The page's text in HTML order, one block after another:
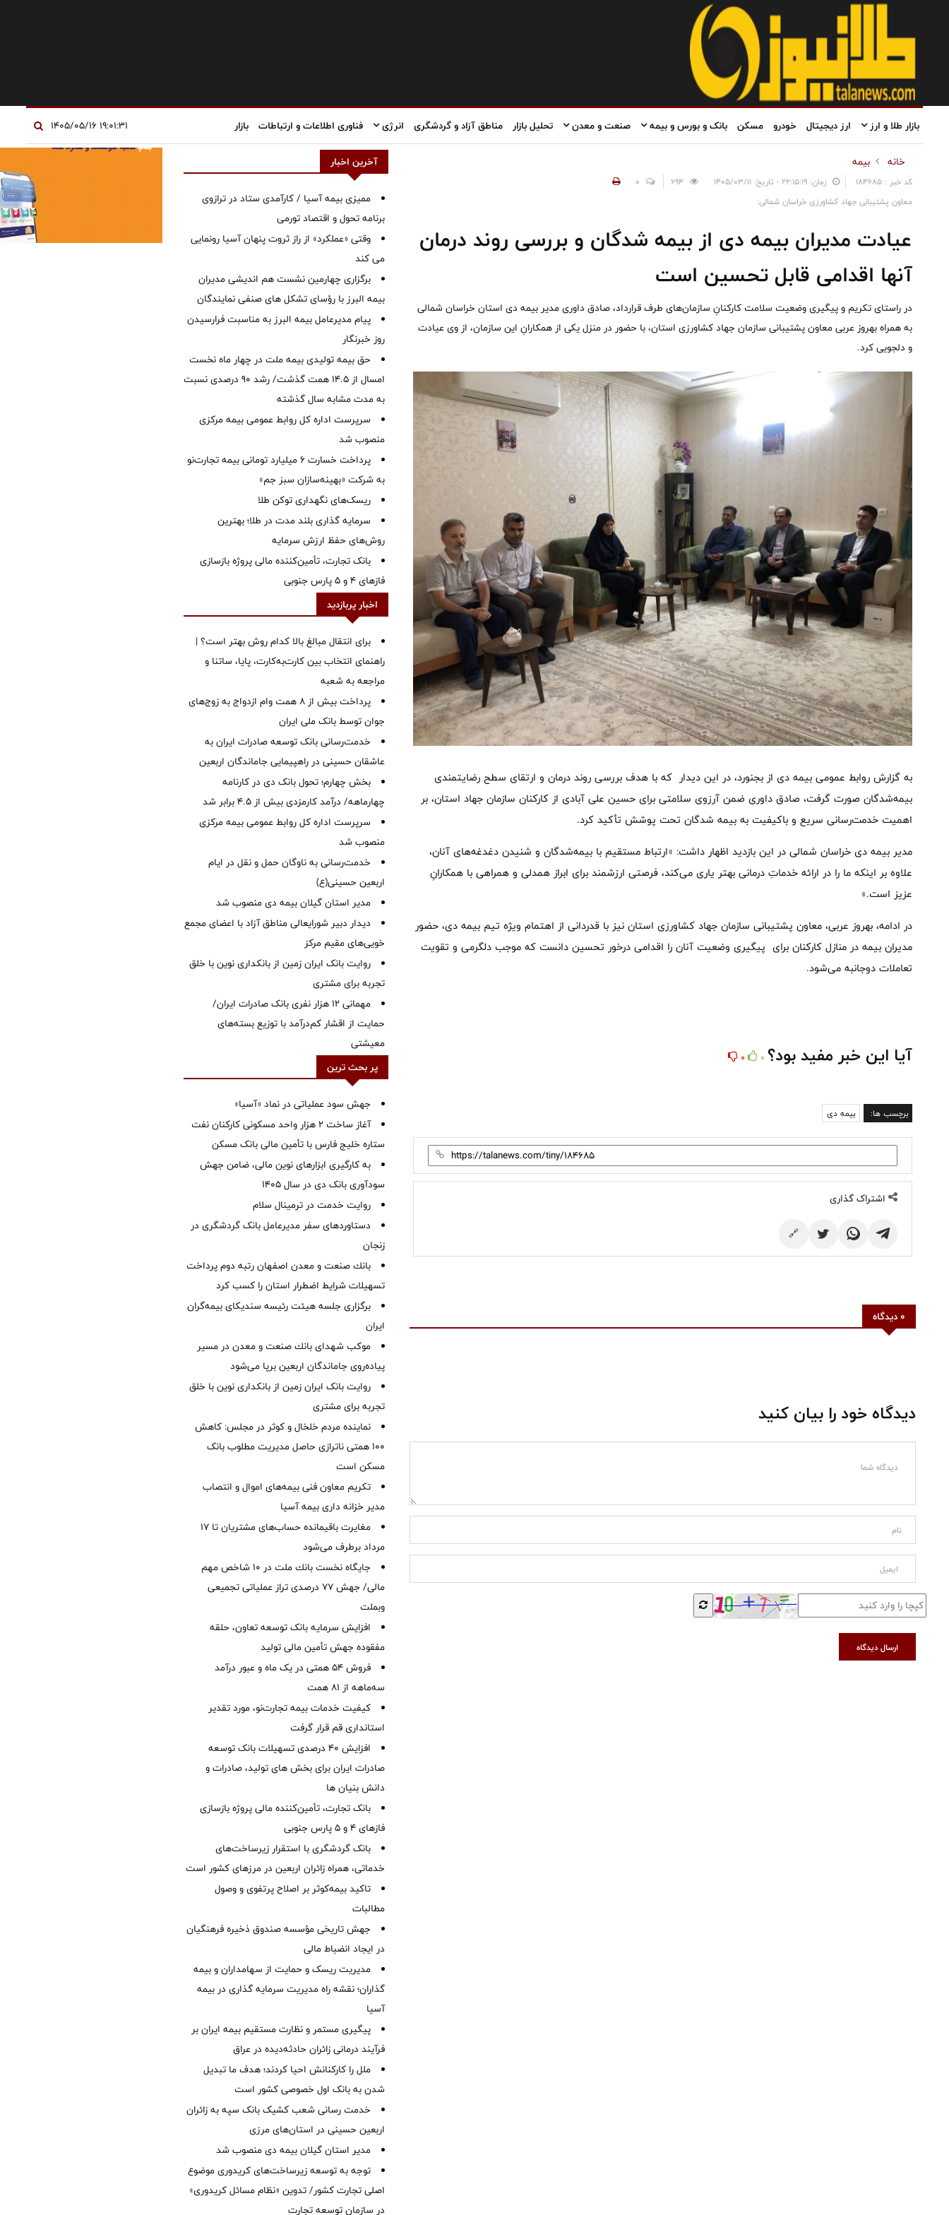
بازار طلا و ارز ارز دیجیتال خودرو مسکن بانک و بورس و بیمه صنعت و معدن تحلیل بازار مناطق آزاد و گردشگری انرژی فناوری اطلاعات و ارتباطات بازار
خانه بیمه
کد خبر : 184685 زمان: ۲۲:۱۵:۱۹ - تاریخ: ۱۴۰۵/۰۳/۱۱
0
معاون پشتیبانی جهاد کشاورزی خراسان شمالی:
عیادت مدیران بیمه دی از بیمه شدگان‌ و بررسی روند درمان
آنها اقدامی قابل تحسین است
در راستای تکریم و پیگیری وضعیت سلامت کارکنانِ سازمان‌های طرف قرارداد، صادق داوری مدیر بیمه دی استان خراسان شمالی
به همراه بهروز عربی معاون پشتیبانی سازمان جهاد کشاورزی استان، با حضور در منزل یکی از همکارانِ این سازمان، از وی عیادت
و دلجویی کرد.
به گزارش روابط عمومی بیمه دی از بجنورد، در این دیدار که با هدف بررسی روند درمان و ارتقای سطح رضایتمندی
بیمه‌شدگان صورت گرفت، صادق داوری ضمن آرزوی سلامتی برای حسین علی آبادی از کارکنان سازمان جهاد استان، بر
اهمیت خدمت‌رسانی سریع و باکیفیت به بیمه شدگان تحت پوشش تأکید کرد.
مدیر بیمه دی خراسان شمالی در این بازدید اظهار داشت: «ارتباط مستقیم با بیمه‌شدگان و شنیدن دغدغه‌های آنان،
علاوه بر اینکه ما را در ارائه خدماتِ درمانی بهتر یاری می‌کند، فرصتی ارزشمند برای ابراز همدلی و همراهی با همکارانِ
عزیز است.»
در ادامه، بهروز عربی، معاون پشتیبانی سازمان جهاد کشاورزی استان نیز با قدردانی از اهتمام ویژه تیم بیمه دی، حضور
مدیران بیمه در منازل کارکنان برای پیگیری وضعیت آنان را اقدامی درخور تحسین دانست که موجب دلگرمی و تقویت
تعاملات دوجانبه می‌شود.
آیا این خبر مفید بود؟ 0
0
برچسب ها: بیمه دی
اشتراک گذاری
🔗
0 دیدگاه
دیدگاه خود را بیان کنید
ارسال دیدگاه
آخرین اخبار
ممیزی بیمه آسیا / کارآمدی ستاد در ترازوی
برنامه تحول و اقتصاد تورمی
وقتی «عملکرد» از راز ثروت پنهان آسیا رونمایی
می کند
برگزاری چهارمین نشست هم اندیشی مدیران
بیمه البرز با رؤسای تشکل های صنفی نمایندگان
پیام مدیرعامل بیمه البرز به مناسبت فرارسیدن
روز خبرنگار
حق بیمه تولیدی بیمه ملت در چهار ماه نخست
امسال از 14.5 همت گذشت/ رشد 90 درصدی نسبت
به مدت مشابه سال گذشته
سرپرست اداره كل روابط عمومی بیمه مركزی
منصوب شد
پرداخت خسارت ۶ میلیارد تومانی بیمه تجارت‌نو
به شرکت «بهینه‌سازان سبز جم»
ریسک‌های نگهداری توکن طلا
سرمایه گذاری بلند مدت در طلا؛ بهترین
روش‌های حفظ ارزش سرمایه
بانک تجارت، تأمین‌کننده مالی پروژه بازسازی
فازهای ۴ و ۵ پارس جنوبی
اخبار پربازدید
برای انتقال مبالغ بالا کدام روش بهتر است؟ |
راهنمای انتخاب بین کارت‌به‌کارت، پایا، ساتنا و
مراجعه به شعبه
پرداخت بیش از ۸ همت وام ازدواج به زوج‌های
جوان توسط بانک ملی ایران
خدمت‌رسانی بانک توسعه صادرات ایران به
عاشقان حسینی در راهپیمایی جاماندگان اربعین
بخش چهارم؛ تحول بانک دی در کارنامه
چهارماهه/ درآمد کارمزدی بیش از ۴.۵ برابر شد
سرپرست اداره کل روابط عمومی بیمه مرکزی
منصوب شد
خدمت‌رسانی به ناوگان حمل و نقل در ایام
اربعین حسینی(ع)
‌مدیر استان گیلان بیمه دی منصوب شد
دیدار دبیر شورایعالی مناطق آزاد با اعضای مجمع
خویی‌های مقیم مرکز
روایت بانک ایران زمین از بانکداری نوین با خلق
تجربه برای مشتری
مهمانی ۱۲ هزار نفری بانک صادرات ایران/
حمایت از اقشار کم‌درآمد با توزیع بسته‌های
معیشتی
پر بحث ترین
جهش سود عملیاتی در نماد «آسیا»
آغاز ساخت ۲ هزار واحد مسکونی کارکنان نفت
ستاره خلیج فارس با تأمین مالی بانک مسکن
به کارگیری ابزارهای نوین مالی، ضامن جهش
سودآوری بانک دی در سال 1405
روایت خدمت در ترمینال سلام
دستاوردهای سفر مدیرعامل بانک گردشگری در
زنجان
بانك صنعت و معدن اصفهان رتبه دوم پرداخت
تسهیلات شرایط اضطرار استان را كسب كرد
برگزاری جلسه هیئت رئیسه سندیکای بیمه‌گران
ایران
موكب شهدای بانك صنعت و معدن در مسیر
پیاده‌روی جاماندگان اربعین برپا می‌شود
روایت بانک ایران زمین از بانکداری نوین با خلق
تجربه برای مشتری
نماینده مردم خلخال و کوثر در مجلس: کاهش
۱۰۰ همتی ناترازی حاصل مدیریت مطلوب بانک
مسکن است
تکریم معاون فنی بیمه‌های اموال و انتصاب
مدیر خزانه داری بیمه آسیا
مغایرت‌ باقیمانده حساب‌های مشتریان تا ۱۷
مرداد برطرف می‌شود
جایگاه نخست بانك ملت در 10 شاخص مهم
مالی/ جهش 77 درصدی تراز عملیاتی تجمیعی
وبملت
افزایش سرمایه بانک توسعه تعاون، حلقه
مفقوده جهش تأمین مالی تولید
فروش 54 همتی در یک ماه و عبور درآمد
سه‌ماهه از 81 همت
کیفیت خدمات بیمه تجارت‌نو، مورد تقدیر
استانداری قم قرار گرفت
افزایش 40 درصدی تسهیلات بانک توسعه
صادرات ایران برای بخش های تولید، صادرات و
دانش بنیان ها
بانک تجارت، تأمین‌کننده مالی پروژه بازسازی
فازهای ۴ و ۵ پارس جنوبی
بانک گردشگری با استقرار زیرساخت‌های
خدماتی، همراه زائران اربعین در مرزهای کشور است
تاکید بیمه‌کوثر بر اصلاح پرتفوی و وصول
مطالبات ‌
جهش تاریخی مؤسسه صندوق ذخیره فرهنگیان
در ایجاد انضباط مالی
مدیریت ریسک و حمایت از سهامداران و بیمه
گذاران؛ نقشه راه مدیریت سرمایه گذاری در بیمه
آسیا
پیگیری مستمر و نظارت مستقیم بیمه ایران بر
فرآیند درمانی زائران حادثه‌دیده در عراق
ملل را کارکنانش احیا کردند؛ هدف ما تبدیل
شدن به بانک اول خصوصی کشور است
خدمت رسانی شعب کشیک بانک سپه به زائران
اربعین حسینی در استان‌‌های مرزی
‌مدیر استان گیلان بیمه دی منصوب شد
توجه به توسعه زیرساخت‌های کریدوری موضوع
اصلی تجارت کشور/ تدوین «نظام مسائل کریدوری»
در سازمان توسعه تجارت